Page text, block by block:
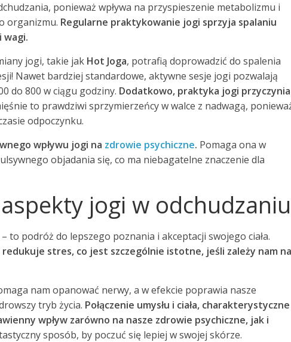
ponieważ wpływa na przyspieszenie metabolizmu i
organizmu. Regularne praktykowanie jogi sprzyja spalaniu
wagi.
jogi, takie jak Hot Joga, potrafią doprowadzić do spalenia
Nawet bardziej standardowe, aktywne sesje jogi pozwalają
do 800 w ciągu godziny. Dodatkowo, praktyka jogi przyczynia
to prawdziwi sprzymierzeńcy w walce z nadwagą,
odpoczynku.
wpływu jogi na zdrowie psychiczne. Pomaga ona w
objadania się, co ma niebagatelne znaczenie dla
jogi w odchudzaniu
to podróż do lepszego poznania i akceptacji swojego ciała.
stres, co jest szczególnie istotne, jeśli zależy nam na
nam opanować nerwy, a w efekcie poprawia nasze
tryb życia. Połączenie umysłu i ciała, charakterystyczne
wpływ zarówno na nasze zdrowie psychiczne, jak i
sposób, by poczuć się lepiej w swojej skórze.